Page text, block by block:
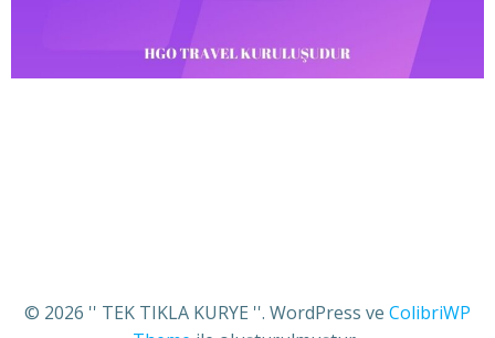
© 2026 '' TEK TIKLA KURYE ''. WordPress ve ColibriWP